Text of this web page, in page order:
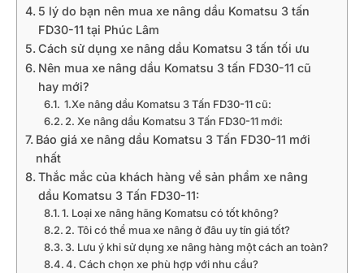
5 lý do bạn nên mua xe nâng dầu Komatsu 3 tấn
FD30-11 tại Phúc Lâm
Cách sử dụng xe nâng dầu Komatsu 3 tấn tối ưu
Nên mua xe nâng dầu Komatsu 3 tấn FD30-11 cũ
hay mới?
1.Xe nâng dầu Komatsu 3 Tấn FD30-11 cũ:
2. Xe nâng dầu Komatsu 3 Tấn FD30-11 mới:
Báo giá xe nâng dầu Komatsu 3 Tấn FD30-11 mới
nhất
Thắc mắc của khách hàng về sản phẩm xe nâng
dầu Komatsu 3 Tấn FD30-11:
1. Loại xe nâng hãng Komatsu có tốt không?
2. Tôi có thể mua xe nâng ở đâu uy tín giá tốt?
3. Lưu ý khi sử dụng xe nâng hàng một cách an toàn?
4. Cách chọn xe phù hợp với nhu cầu?